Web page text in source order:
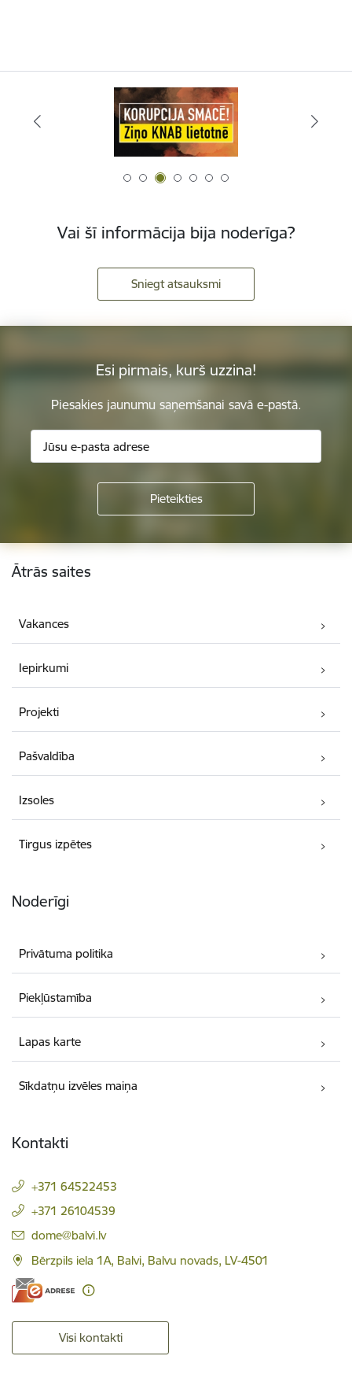
Vai šī informācija bija noderīga?
Sniegt atsauksmi
Esi pirmais, kurš uzzina!
Piesakies jaunumu saņemšanai savā e-pastā.
Kājene
Ātrās saites
Vakances
Iepirkumi
Projekti
Pašvaldība
Izsoles
Tirgus izpētes
Noderīgi
Privātuma politika
Piekļūstamība
Lapas karte
Sīkdatņu izvēles maiņa
Kontakti
+371 64522453
+371 26104539
E-pasts:
dome@balvi.lv
Bērzpils iela 1A, Balvi, Balvu novads, LV-4501
Visi kontakti